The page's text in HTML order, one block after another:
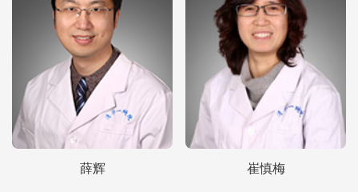
薛辉 崔慎梅